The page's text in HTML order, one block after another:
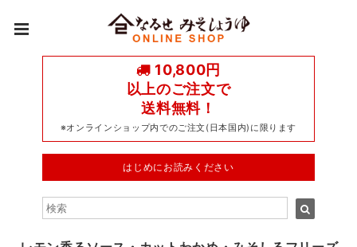
10,800円
以上のご注文で
送料無料！
※オンラインショップ内でのご注文(日本国内)に限ります
はじめにお読みください